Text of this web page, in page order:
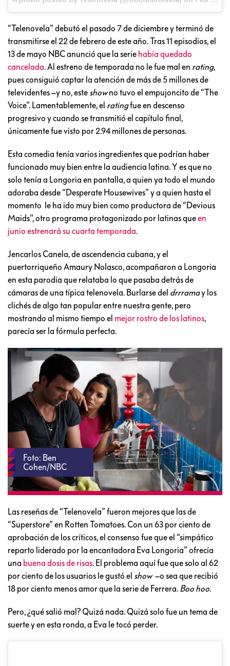
“Telenovela” debutó el pasado 7 de diciembre y terminó de
transmitirse el 22 de febrero de este año. Tras 11 episodios, el
13 de mayo NBC anunció que la serie había quedado
cancelada. Al estreno de temporada no le fue mal en rating,
pues consiguió captar la atención de más de 5 millones de
televidentes –y no, este showno tuvo el empujoncito de “The
Voice”. Lamentablemente, el ratingfue en descenso
progresivo y cuando se transmitió el capítulo final,
únicamente fue visto por 2.94 millones de personas.
Esta comedia tenía varios ingredientes que podrían haber
funcionado muy bien entre la audiencia latina. Y es que no
solo tenía a Longoria en pantalla, a quien ya todo el mundo
adoraba desde “Desperate Housewives” y a quien hasta el
momento le ha ido muy bien como productora de “Devious
Maids”, otro programa protagonizado por latinas queen
junio estrenará su cuarta temporada.
Jencarlos Canela, de ascendencia cubana, y el
puertorriqueño Amaury Nolasco, acompañaron a Longoria
en esta parodia que relataba lo que pasaba detrás de
cámaras de una típica telenovela. Burlarse del drrramay los
clichés de algo tan popular entre nuestra gente, pero
mostrando al mismo tiempo el mejor rostro de los latinos,
parecía ser la fórmula perfecta.
Foto: Ben
Cohen/NBC
Las reseñas de “Telenovela” fueron mejores que las de
“Superstore” en Rotten Tomatoes. Con un 63 por ciento de
aprobación de los críticos, el consenso fue que el “simpático
reparto liderado por la encantadora Eva Longoria” ofrecía
una buena dosis de risas. El problema aquí fue que solo al 62
por ciento de los usuarios le gustó el show –o sea que recibió
18 por ciento menos amor que la serie de Ferrera. Boo hoo.
Pero, ¿qué salió mal? Quizá nada. Quizá solo fue un tema de
suerte y en esta ronda, a Eva le tocó perder.